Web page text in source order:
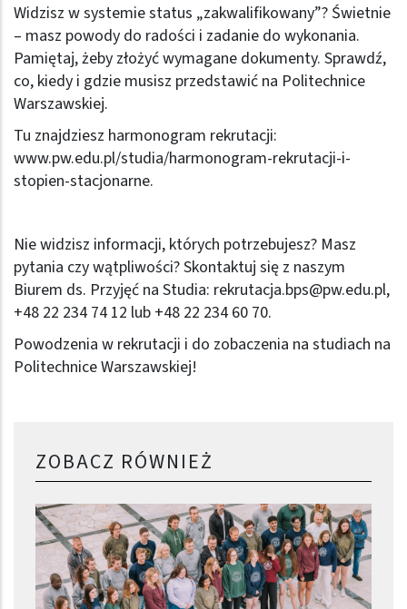
Widzisz w systemie status „zakwalifikowany”? Świetnie
– masz powody do radości i zadanie do wykonania.
Pamiętaj, żeby złożyć wymagane dokumenty. Sprawdź,
co, kiedy i gdzie musisz przedstawić na Politechnice
Warszawskiej.
Tu znajdziesz harmonogram rekrutacji:
www.pw.edu.pl/studia/harmonogram-rekrutacji-i-
stopien-stacjonarne.
Nie widzisz informacji, których potrzebujesz? Masz
pytania czy wątpliwości? Skontaktuj się z naszym
Biurem ds. Przyjęć na Studia: rekrutacja.bps@pw.edu.pl,
+48 22 234 74 12 lub +48 22 234 60 70.
Powodzenia w rekrutacji i do zobaczenia na studiach na
Politechnice Warszawskiej!
ZOBACZ RÓWNIEŻ